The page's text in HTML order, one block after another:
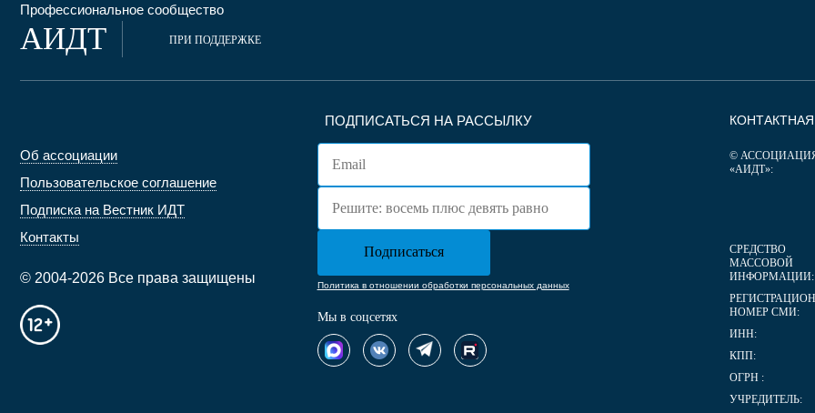
Профессиональное сообщество
АИДТ ПРИ ПОДДЕРЖКЕ
Об ассоциации
Пользовательское соглашение
Подписка на Вестник ИДТ
Контакты
© 2004-2026 Все права защищены
ПОДПИСАТЬСЯ НА РАССЫЛКУ
Политика в отношении обработки персональных данных
Мы в соцсетях
©
«АИДТ»:
СРЕДСТВО
МАССОВОЙ
ИНФОРМАЦИИ:
НОМЕР СМИ:
ИНН:
КПП:
ОГРН :
УЧРЕДИТЕЛЬ: